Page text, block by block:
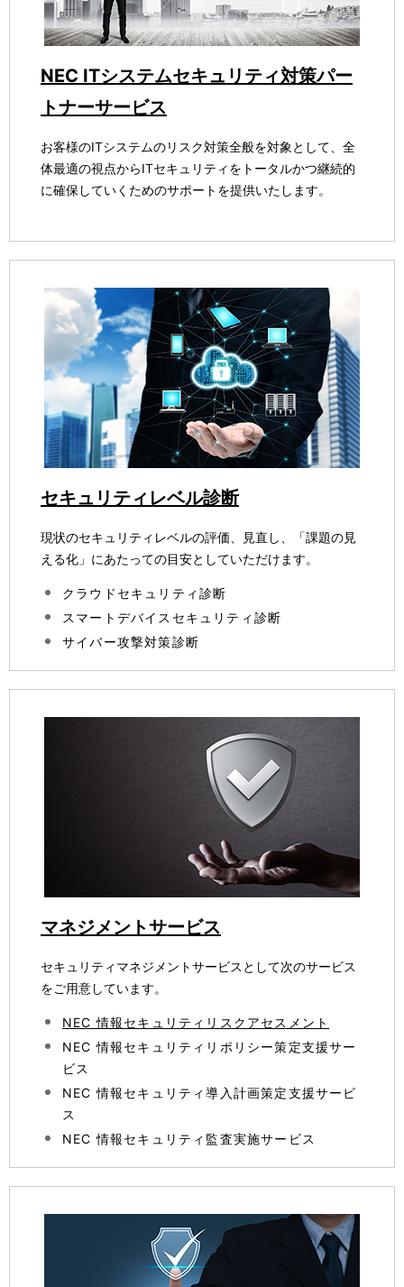
NEC ITシステムセキュリティ対策パー
トナーサービス
お客様のITシステムのリスク対策全般を対象として、全
体最適の視点からITセキュリティをトータルかつ継続的
に確保していくためのサポートを提供いたします。
セキュリティレベル診断
現状のセキュリティレベルの評価、見直し、「課題の見
える化」にあたっての目安としていただけます。
クラウドセキュリティ診断
スマートデバイスセキュリティ診断
サイバー攻撃対策診断
マネジメントサービス
セキュリティマネジメントサービスとして次のサービス
をご用意しています。
NEC 情報セキュリティリスクアセスメント
NEC 情報セキュリティリポリシー策定支援サー
ビス
NEC 情報セキュリティ導入計画策定支援サービ
ス
NEC 情報セキュリティ監査実施サービス